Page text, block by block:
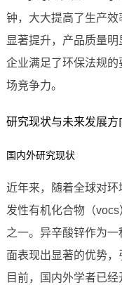
钟，大大提高了生产
显著提升，产品质量
企业满足了环保法规
场竞争力。
研究现状与未来发展方
国内外研究现状
近年来，随着全球对
发性有机化合物（
之一。异辛酸锌作为
面表现出显著的优势，
目前，国内外学者已